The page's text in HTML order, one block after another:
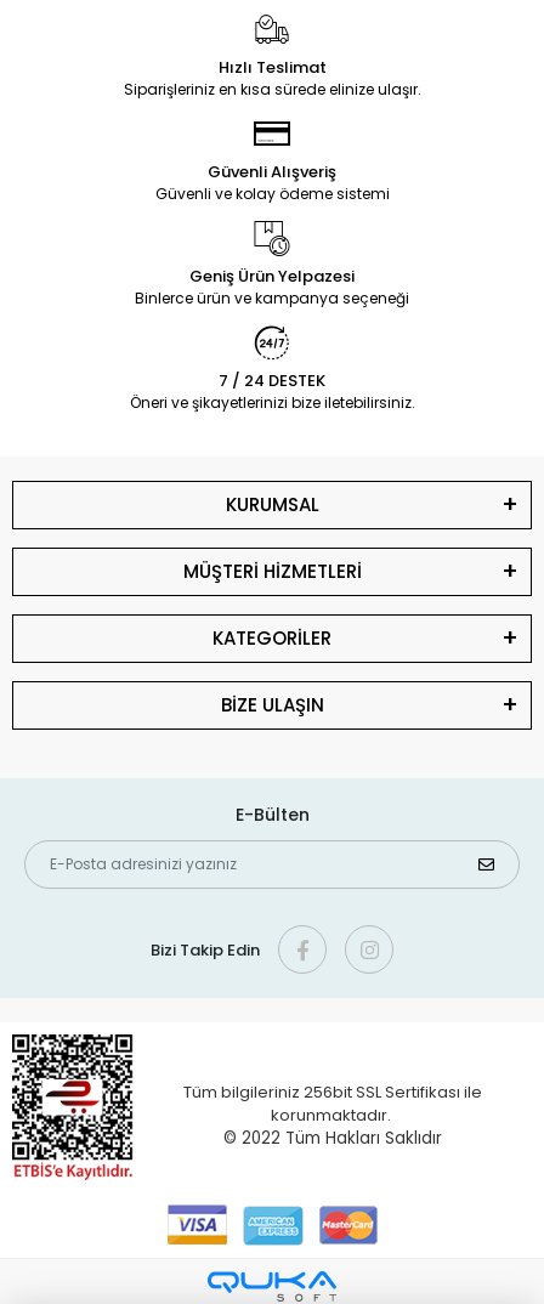
Hızlı Teslimat
Siparişleriniz en kısa sürede elinize ulaşır.
Güvenli Alışveriş
Güvenli ve kolay ödeme sistemi
Geniş Ürün Yelpazesi
Binlerce ürün ve kampanya seçeneği
7 / 24 DESTEK
Öneri ve şikayetlerinizi bize iletebilirsiniz.
KURUMSAL
MÜŞTERİ HİZMETLERİ
KATEGORİLER
BİZE ULAŞIN
E-Bülten
Bizi Takip Edin
Tüm bilgileriniz 256bit SSL Sertifikası ile
korunmaktadır.
© 2022 Tüm Hakları Saklıdır